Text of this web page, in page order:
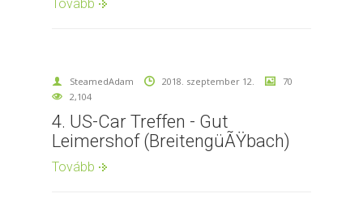
Tovább
SteamedAdam 2018. szeptember 12.
70
2,104
4. US-Car Treffen - Gut
Leimershof (BreitengüÃŸbach)
Tovább